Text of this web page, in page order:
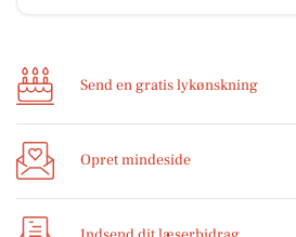
Send en gratis lykønskning
Opret mindeside